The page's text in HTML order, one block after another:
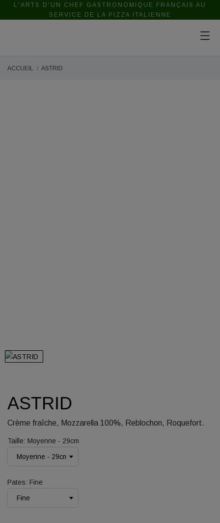
L'ARTS D'UN CHEF GASTRONOMIQUE FRANÇAIS AU
SERVICE DE LA PIZZA ITALIENNE
ACCUEIL ASTRID
ASTRID
Crème fraîche, Mozzarella 100%, Reblochon, Roquefort.
Taille: Moyenne - 29cm
Pates: Fine